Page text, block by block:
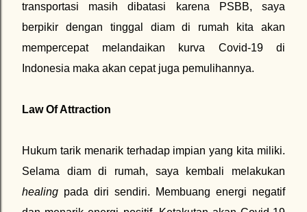
transportasi masih dibatasi karena PSBB, saya
berpikir dengan tinggal diam di rumah kita akan
mempercepat melandaikan kurva Covid-19 di
Indonesia maka akan cepat juga pemulihannya.
Law Of Attraction
Hukum tarik menarik terhadap impian yang kita miliki.
Selama diam di rumah, saya kembali melakukan
healing pada diri sendiri. Membuang energi negatif